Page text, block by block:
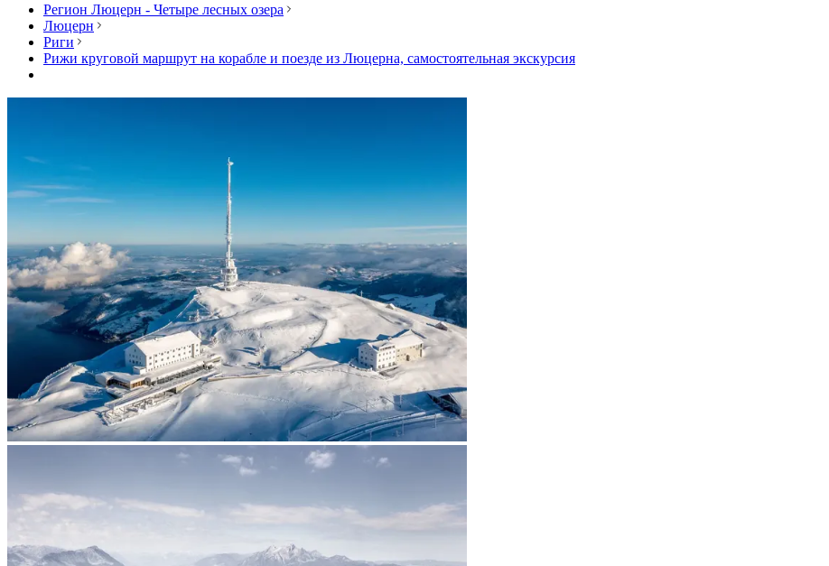
Регион Люцерн - Четыре лесных озера
Люцерн
Риги
Рижи круговой маршрут на корабле и поезде из Люцерна, самостоятельная экскурсия